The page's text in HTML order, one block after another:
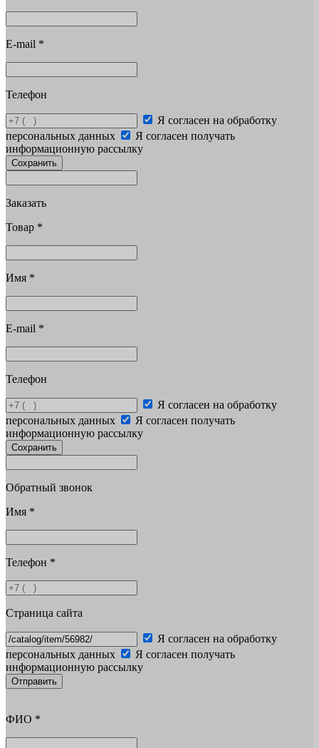
E-mail *
Телефон
Я согласен на обработку
персональных данных
Я согласен получать
информационную рассылку
Сохранить
Заказать
Товар *
Имя *
E-mail *
Телефон
Я согласен на обработку
персональных данных
Я согласен получать
информационную рассылку
Сохранить
Обратный звонок
Имя *
Телефон *
Страница сайта
Я согласен на обработку
персональных данных
Я согласен получать
информационную рассылку
Отправить
ФИО *